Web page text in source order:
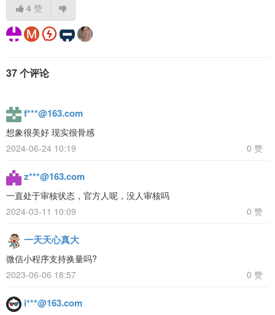
4 赞
37 个评论
f***@163.com
想象很美好 现实很骨感
2024-06-24 10:19
0 赞
z***@163.com
一直处于审核状态，官方人呢，没人审核吗
2024-03-11 10:09
0 赞
一天天心真大
微信小程序支持换量吗?
2023-06-06 18:57
0 赞
i***@163.com